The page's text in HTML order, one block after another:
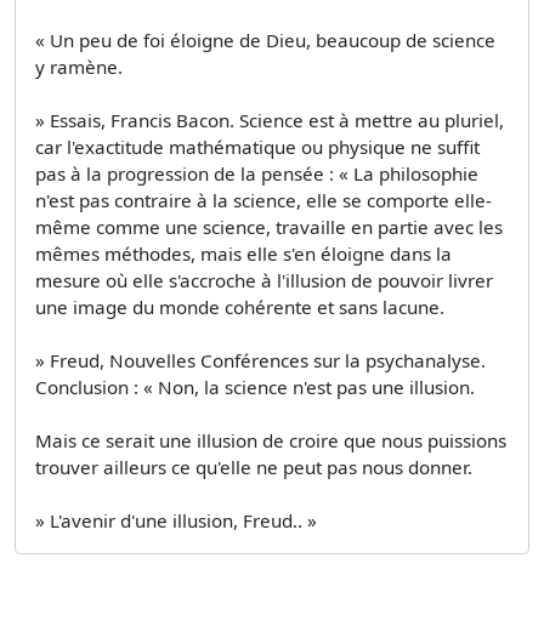
« Un peu de foi éloigne de Dieu, beaucoup de science
y ramène.
» Essais, Francis Bacon. Science est à mettre au pluriel,
car l'exactitude mathématique ou physique ne suffit
pas à la progression de la pensée : « La philosophie
n'est pas contraire à la science, elle se comporte elle-
même comme une science, travaille en partie avec les
mêmes méthodes, mais elle s'en éloigne dans la
mesure où elle s'accroche à l'illusion de pouvoir livrer
une image du monde cohérente et sans lacune.
» Freud, Nouvelles Conférences sur la psychanalyse.
Conclusion : « Non, la science n'est pas une illusion.
Mais ce serait une illusion de croire que nous puissions
trouver ailleurs ce qu'elle ne peut pas nous donner.
» L'avenir d'une illusion, Freud.. »